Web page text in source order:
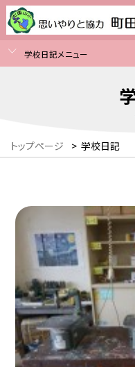
学校日記メニュー
トップページ > 学校日記